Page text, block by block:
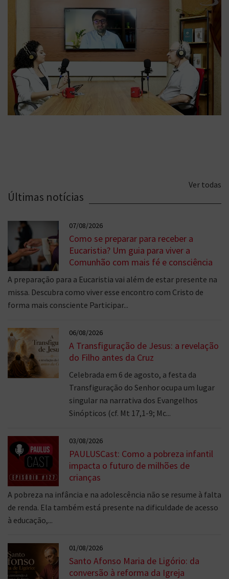
Últimas notícias
Ver todas
07/08/2026
Como se preparar para receber a
Eucaristia? Um guia para viver a
Comunhão com mais fé e consciência
A preparação para a Eucaristia vai além de estar presente na
missa. Descubra como viver esse encontro com Cristo de
forma mais consciente Participar...
06/08/2026
A Transfiguração de Jesus: a revelação
do Filho antes da Cruz
Celebrada em 6 de agosto, a festa da
Transfiguração do Senhor ocupa um lugar
singular na narrativa dos Evangelhos
Sinópticos (cf. Mt 17,1-9; Mc...
03/08/2026
PAULUSCast: Como a pobreza infantil
impacta o futuro de milhões de
crianças
A pobreza na infância e na adolescência não se resume à falta
de renda. Ela também está presente na dificuldade de acesso
à educação,...
01/08/2026
Santo Afonso Maria de Ligório: da
conversão à reforma da Igreja